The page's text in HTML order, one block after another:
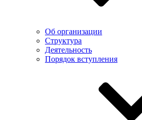
Об организации
Структура
Деятельность
Порядок вступления